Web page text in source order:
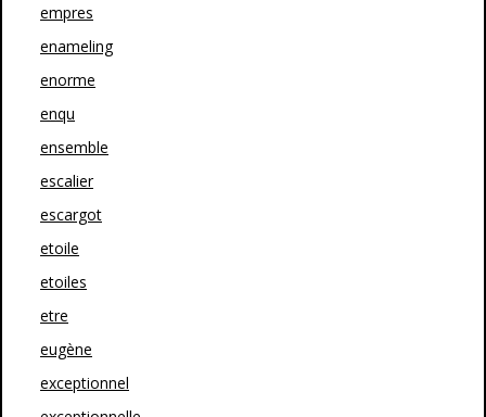
empres
enameling
enorme
enqu
ensemble
escalier
escargot
etoile
etoiles
etre
eugène
exceptionnel